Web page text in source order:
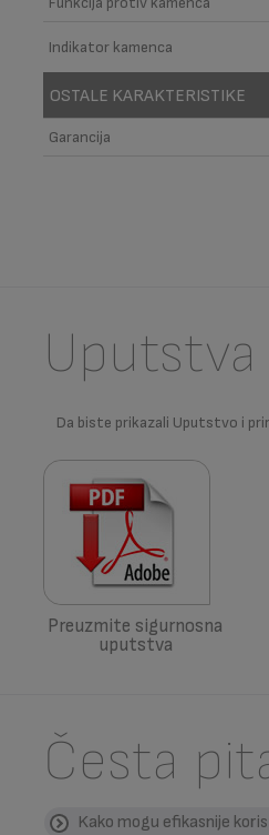
Indikator kamenca
OSTALE KARAKTERISTIKE
Garancija
Da biste prikazali Uputstvo i
Preuzmite sigurnosna
uputstva
Česta
Kako mogu efikasnije